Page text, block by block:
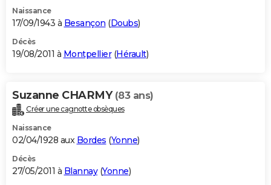
Naissance
17/09/1943 à Besançon (Doubs)
Décès
19/08/2011 à Montpellier(Hérault)
Suzanne CHARMY (83 ans)
Créer une cagnotte obsèques
Naissance
02/04/1928 aux Bordes (Yonne)
Décès
27/05/2011 à Blannay(Yonne)